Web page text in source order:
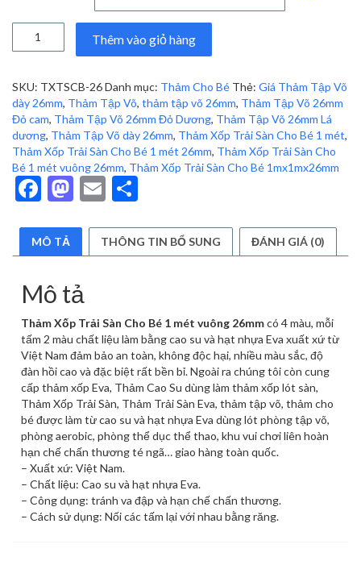
170,000 ₫.
Cho
Bé
1
mét
vuông
26mm
số
Thêm vào giỏ hàng
SKU: TXTSCB-26Danh mục: Thảm Cho Bé Thẻ: Giá Thảm Tập Võ
dày 26mm, Thảm Tập Võ, thảm tập võ 26mm, Thảm Tập Võ 26mm
Đỏ cam, Thảm Tập Võ 26mm Đỏ Dương, Thảm Tập Võ 26mm Lá
dương, Thảm Tập Võ dày 26mm, Thảm Xốp Trải Sàn Cho Bé 1 mét,
Thảm Xốp Trải Sàn Cho Bé 1 mét 26mm, Thảm Xốp Trải Sàn Cho
Bé 1 mét vuông 26mm, Thảm Xốp Trải Sàn Cho Bé 1mx1mx26mm
Facebook
Mastodon
Email
MÔ TẢ THÔNG TIN BỔ SUNG ĐÁNH GIÁ (0)
Mô tả
Thảm Xốp Trải Sàn Cho Bé 1 mét vuông 26mmcó 4 màu, mỗi
tấm 2 màu chất liệu làm bằng cao su và hạt nhựa Eva xuất xứ từ
Việt Nam đảm bảo an toàn, không độc hại, nhiều màu sắc, độ
đàn hồi cao và đặc biệt rất bền bỉ. Ngoài ra chúng tôi còn cung
cấp thảm xốp Eva, Thảm Cao Su dùng làm thảm xốp lót sàn,
Thảm Xốp Trải Sàn, Thảm Trải Sàn Eva, thảm tập võ, thảm cho
bé được làm từ cao su và hạt nhựa Eva dùng lót phòng tập võ,
phòng aerobic, phòng thể dục thể thao, khu vui chơi liên hoàn
hạn chế chấn thương té ngã… giao hàng toàn quốc.
– Xuất xứ: Việt Nam.
– Chất liệu: Cao su và hạt nhựa Eva.
– Công dụng: tránh va đập và hạn chế chấn thương.
– Cách sử dụng: Nối các tấm lại với nhau bằng răng.